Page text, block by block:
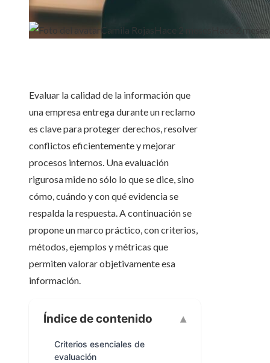
Camila RojasHace 2 meses Hace 2 meses
Evaluar la calidad de la información que
una empresa entrega durante un reclamo
es clave para proteger derechos, resolver
conflictos eficientemente y mejorar
procesos internos. Una evaluación
rigurosa mide no sólo lo que se dice, sino
cómo, cuándo y con qué evidencia se
respalda la respuesta. A continuación se
propone un marco práctico, con criterios,
métodos, ejemplos y métricas que
permiten valorar objetivamente esa
información.
Índice de contenido
Criterios esenciales de
evaluación